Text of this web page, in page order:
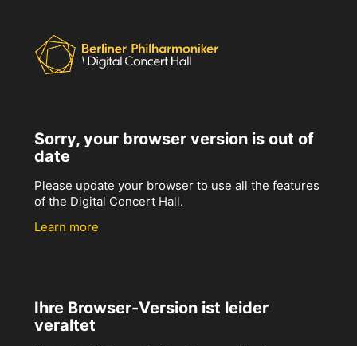
Sorry, your browser version is out of
date
Please update your browser to use all the features
of the Digital Concert Hall.
Learn more
Ihre Browser-Version ist leider
veraltet